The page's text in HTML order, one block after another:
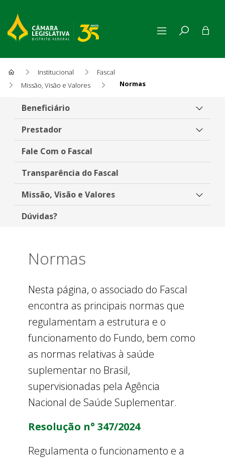
Institucional
Fascal
Missão, Visão e Valores
Normas
Normas
Beneficiário
Prestador
Fale Com o Fascal
Transparência do Fascal
Missão, Visão e Valores
Dúvidas?
Normas
Nesta página, o associado do Fascal
encontra as principais normas que
regulamentam a estrutura e o
funcionamento do Fundo, bem como
as normas relativas à saúde
suplementar no Brasil,
supervisionadas pela Agência
Nacional de Saúde Suplementar.
Resolução n° 347/2024
Regulamenta o funcionamento e a